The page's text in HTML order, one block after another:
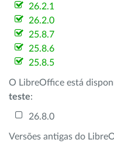
26.2.1
26.2.0
25.8.7
25.8.6
25.8.5
O LibreOffice está
teste:
26.8.0
Versões antigas do